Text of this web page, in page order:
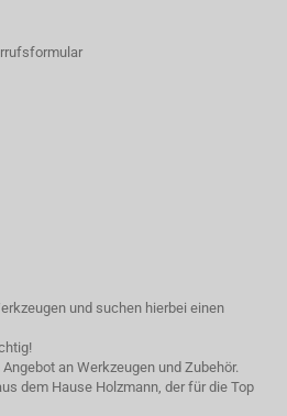
und suchen hierbei einen
an Werkzeugen und Zubehör.
dem Hause Holzmann, der für die Top